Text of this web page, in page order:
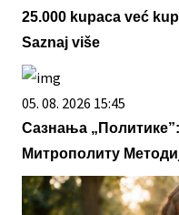
25.000 kupaca već
Saznaj više
05. 08. 2026 15:45
Сазнања
Митрополиту